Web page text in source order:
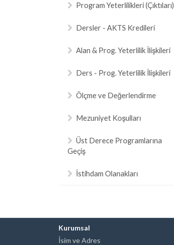
Program Yeterlilikleri (Çıktıları)
Dersler - AKTS Kredileri
Alan & Prog. Yeterlilik İlişkileri
Ders - Prog. Yeterlilik İlişkileri
Ölçme ve Değerlendirme
Mezuniyet Koşulları
Üst Derece Programlarına
Geçiş
İstihdam Olanakları
Kurumsal
İsim ve Adres